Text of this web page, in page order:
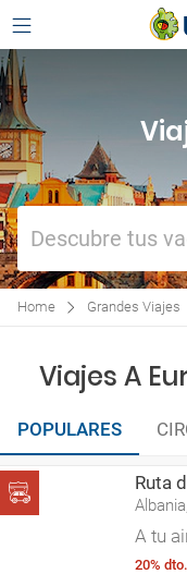
Descubre tus
Home Grandes Viajes
Viajes A
POPULARES
Ruta
A tu
20%